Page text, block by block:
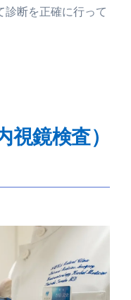
診断を正確に行って
鏡検査）